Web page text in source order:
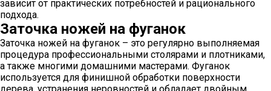
зависит от практических потребностей и рационального
подхода.
Заточка ножей на фуганок
Заточка ножей на фуганок – это регулярно выполняемая
процедура профессиональными столярами и плотниками,
а также многими домашними мастерами. Фуганок
используется для финишной обработки поверхности